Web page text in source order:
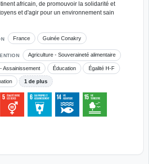
africain, de promouvoir la solidarité et
et d'agir pour un environnement sain
France Guinée Conakry
Agriculture - Souveraineté alimentaire
Assainissement Éducation Égalité H-F
1 de plus